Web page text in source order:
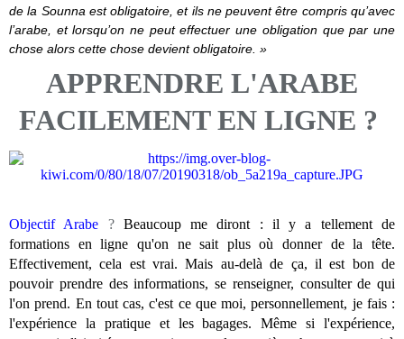
de la Sounna est obligatoire, et ils ne peuvent être compris qu’avec
l’arabe, et lorsqu’on ne peut effectuer une obligation que par une
chose alors cette chose devient obligatoire. »
APPRENDRE L'ARABE
FACILEMENT EN LIGNE ?
Objectif Arabe ? Beaucoup me diront : il y a tellement de
formations en ligne qu'on ne sait plus où donner de la tête.
Effectivement, cela est vrai. Mais au-delà de ça, il est bon de
pouvoir prendre des informations, se renseigner, consulter de qui
l'on prend. En tout cas, c'est ce que moi, personnellement, je fais :
l'expérience la pratique et les bagages. Même si l'expérience,